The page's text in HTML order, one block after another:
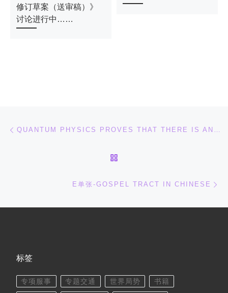
修订草案（送审稿）》
讨论进行中……
文章导航 QUANTUM PHYSICS PROVES THAT THERE IS AN AFTERLIFE, CLAIMS SCIENTIST
E单张-GOSPEL TRACT IN CHINESE
标签
专项服事 专题交通 世界局势 书籍